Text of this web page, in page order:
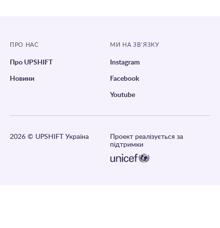
ПРО НАС
Про UPSHIFT
Новини
МИ НА ЗВ’ЯЗКУ
Instagram
Facebook
Youtube
2026 © UPSHIFT Україна
Проект реалізується за
підтримки